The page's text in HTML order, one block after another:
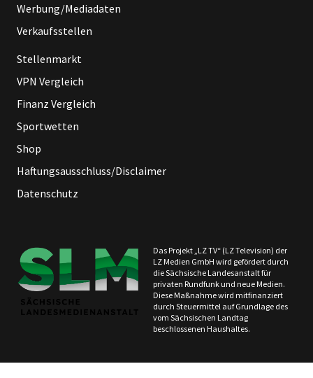
Werbung/Mediadaten
Verkaufsstellen
Stellenmarkt
VPN Vergleich
Finanz Vergleich
Sportwetten
Shop
Haftungsausschluss/Disclaimer
Datenschutz
Das Projekt „LZ TV“ (LZ Television) der
LZ Medien GmbH wird gefördert durch
die Sächsische Landesanstalt für
privaten Rundfunk und neue Medien.
Diese Maßnahme wird mitfinanziert
durch Steuermittel auf Grundlage des
vom Sächsischen Landtag
beschlossenen Haushaltes.